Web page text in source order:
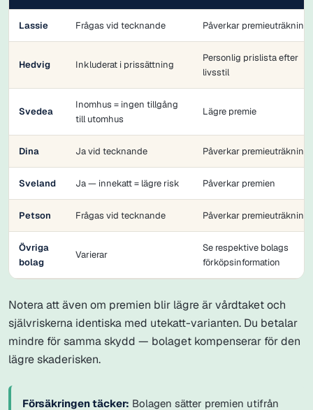
Lassie Frågas vid tecknande Påverkar
Hedvig Inkluderat i prissättning
Personlig prislista efter
livsstil
Svedea
Inomhus = ingen tillgång
till utomhus
Lägre premie
Dina Ja vid tecknande Påverkar
Sveland Ja — innekatt = lägre risk Påverkar premien
Petson Frågas vid tecknande Påverkar
Övriga
bolag
Varierar
Se respektive bolags
förköpsinformation
Notera att även om premien blir lägre är vårdtaket och
självriskerna identiska med utekatt-varianten. Du betalar
mindre för samma skydd — bolaget kompenserar för den
lägre skaderisken.
Försäkringen täcker: Bolagen sätter premien utifrån